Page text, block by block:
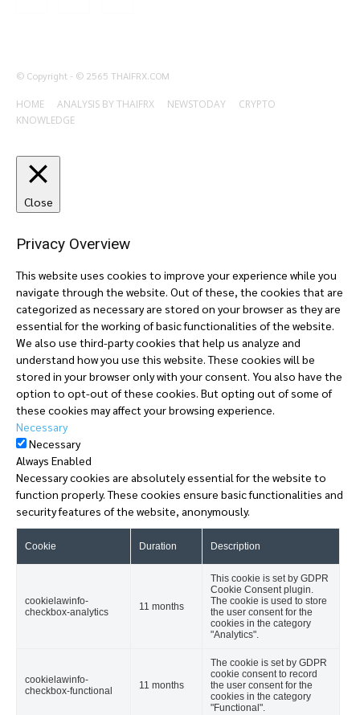
© Copyright - © 2565 THAIFRX.COM
HOME ANALYSIS BY THAIFRX NEWSTODAY
CRYPTO
KNOWLEDGE
Close
Privacy Overview
This website uses cookies to improve your experience while you
navigate through the website. Out of these, the cookies that are
categorized as necessary are stored on your browser as they are
essential for the working of basic functionalities of the website.
We also use third-party cookies that help us analyze and
understand how you use this website. These cookies will be
stored in your browser only with your consent. You also have the
option to opt-out of these cookies. But opting out of some of
these cookies may affect your browsing experience.
Necessary
Necessary
Always Enabled
Necessary cookies are absolutely essential for the website to
function properly. These cookies ensure basic functionalities and
security features of the website, anonymously.
Cookie Duration Description
cookielawinfo-
checkbox-analytics
11 months
This cookie is set by GDPR
Cookie Consent plugin.
The cookie is used to store
the user consent for the
cookies in the category
"Analytics".
cookielawinfo-
checkbox-functional
11 months
The cookie is set by GDPR
cookie consent to record
the user consent for the
cookies in the category
"Functional".